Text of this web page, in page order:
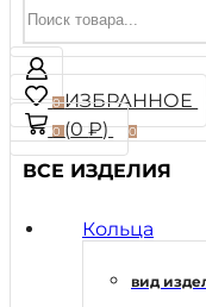
0ИЗБРАННОЕ
0(0₽) 0
ВСЕ ИЗДЕЛИЯ
Кольца
вид